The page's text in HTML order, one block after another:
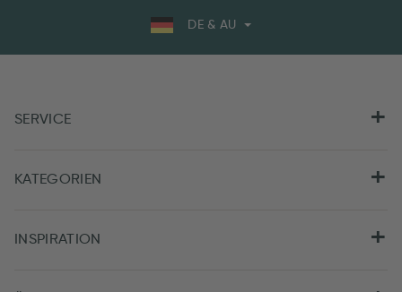
DE & AU
SERVICE
KATEGORIEN
INSPIRATION